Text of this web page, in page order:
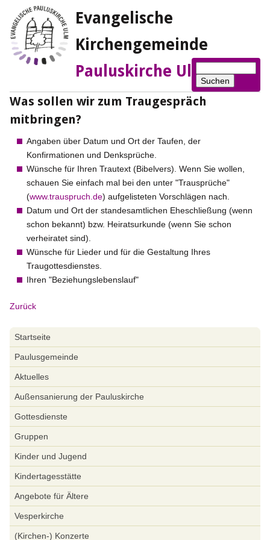
Evangelische
Kirchengemeinde
Pauluskirche Ulm
Suchen
Was sollen wir zum Traugespräch
mitbringen?
Angaben über Datum und Ort der Taufen, der
Konfirmationen und Denksprüche.
Wünsche für Ihren Trautext (Bibelvers). Wenn Sie wollen,
schauen Sie einfach mal bei den unter "Trausprüche"
(www.trauspruch.de) aufgelisteten Vorschlägen nach.
Datum und Ort der standesamtlichen Eheschließung (wenn
schon bekannt) bzw. Heiratsurkunde (wenn Sie schon
verheiratet sind).
Wünsche für Lieder und für die Gestaltung Ihres
Traugottesdienstes.
Ihren "Beziehungslebenslauf"
Zurück
überspringen
Startseite
Paulusgemeinde
Aktuelles
Außensanierung der Pauluskirche
Gottesdienste
Gruppen
Kinder und Jugend
Kindertagesstätte
Angebote für Ältere
Vesperkirche
(Kirchen-) Konzerte